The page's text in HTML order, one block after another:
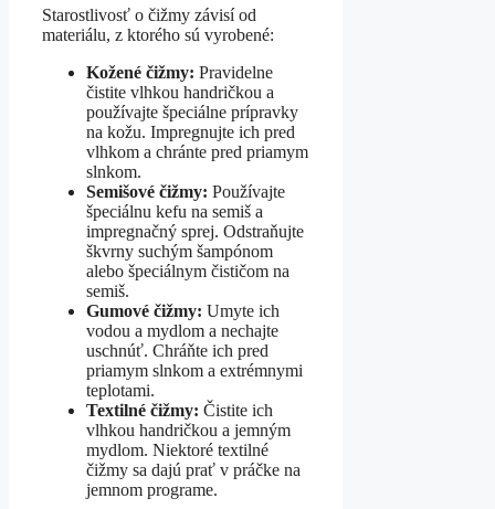
Starostlivosť o čižmy závisí od
materiálu, z ktorého sú vyrobené:
Kožené čižmy: Pravidelne
čistite vlhkou handričkou a
používajte špeciálne prípravky
na kožu. Impregnujte ich pred
vlhkom a chránte pred priamym
slnkom.
Semišové čižmy: Používajte
špeciálnu kefu na semiš a
impregnačný sprej. Odstraňujte
škvrny suchým šampónom
alebo špeciálnym čističom na
semiš.
Gumové čižmy: Umyte ich
vodou a mydlom a nechajte
uschnúť. Chráňte ich pred
priamym slnkom a extrémnymi
teplotami.
Textilné čižmy: Čistite ich
vlhkou handričkou a jemným
mydlom. Niektoré textilné
čižmy sa dajú prať v práčke na
jemnom programe.